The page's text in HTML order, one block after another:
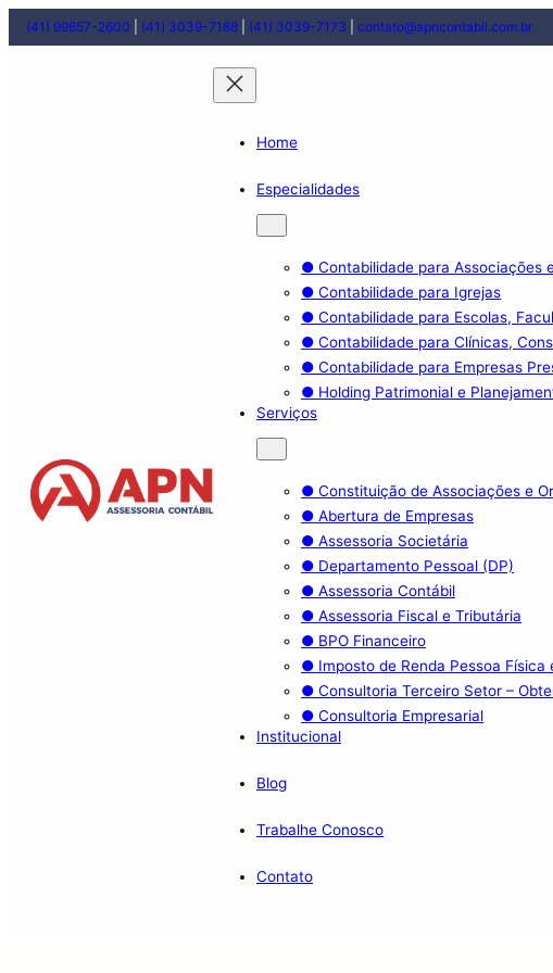
(41) 99857-2600 (41) 3039-7188 (41) 3039-7173 contato@apncontabil.com.br
Home
Especialidades
● Contabilidade para Associações
● Contabilidade para Igrejas
● Contabilidade para Escolas,
● Contabilidade para Clínicas,
● Contabilidade para Empresas
● Holding Patrimonial e
Serviços
● Constituição de Associações e
● Abertura de Empresas
● Assessoria Societária
● Departamento Pessoal (DP)
● Assessoria Contábil
● Assessoria Fiscal e Tributária
● BPO Financeiro
● Imposto de Renda Pessoa Física
● Consultoria Terceiro Setor –
● Consultoria Empresarial
Institucional
Blog
Trabalhe Conosco
Contato